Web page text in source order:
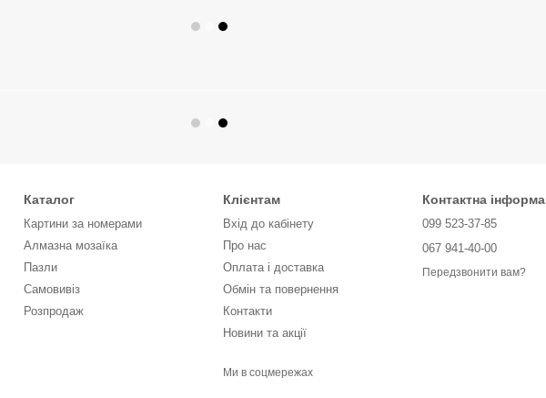
Каталог
Картини за номерами
Алмазна мозаїка
Пазли
Самовивіз
Розпродаж
Клієнтам
Вхід до кабінету
Про нас
Оплата і доставка
Обмін та повернення
Контакти
Новини та акції
Ми в соцмережах
Контактна
099 523-37-85
067 941-40-00
Передзвонити вам?